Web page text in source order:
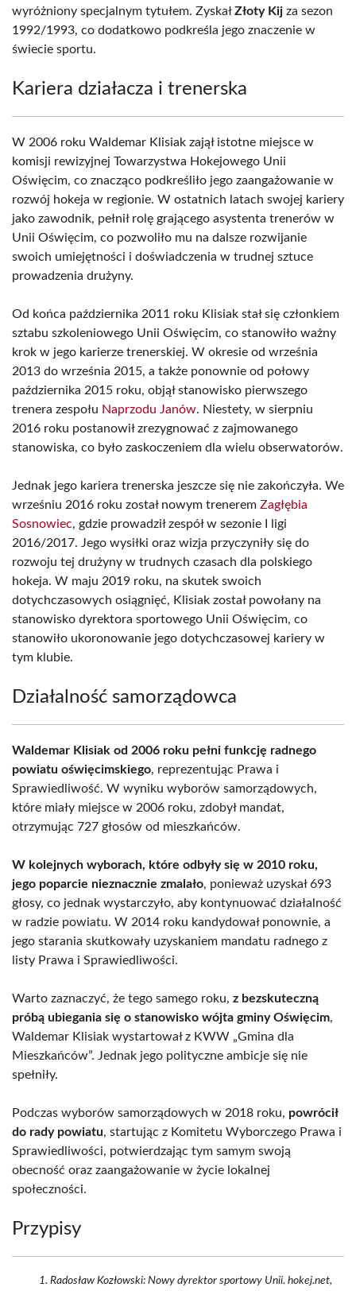
wyróżniony specjalnym tytułem. ZyskałZłoty Kij za sezon
1992/1993, co dodatkowo podkreśla jego znaczenie w
świecie sportu.
Kariera działacza i trenerska
W 2006 roku Waldemar Klisiak zajął istotne miejsce w
komisji rewizyjnej Towarzystwa Hokejowego Unii
Oświęcim, co znacząco podkreśliło jego zaangażowanie w
rozwój hokeja w regionie. W ostatnich latach swojej kariery
jako zawodnik, pełnił rolę grającego asystenta trenerów w
Unii Oświęcim, co pozwoliło mu na dalsze rozwijanie
swoich umiejętności i doświadczenia w trudnej sztuce
prowadzenia drużyny.
Od końca października 2011 roku Klisiak stał się członkiem
sztabu szkoleniowego Unii Oświęcim, co stanowiło ważny
krok w jego karierze trenerskiej. W okresie od września
2013 do września 2015, a także ponownie od połowy
października 2015 roku, objął stanowisko pierwszego
trenera zespołu Naprzodu Janów. Niestety, w sierpniu
2016 roku postanowił zrezygnować z zajmowanego
stanowiska, co było zaskoczeniem dla wielu obserwatorów.
Jednak jego kariera trenerska jeszcze się nie zakończyła. We
wrześniu 2016 roku został nowym trenerem Zagłębia
Sosnowiec, gdzie prowadził zespół w sezonie I ligi
2016/2017. Jego wysiłki oraz wizja przyczyniły się do
rozwoju tej drużyny w trudnych czasach dla polskiego
hokeja. W maju 2019 roku, na skutek swoich
dotychczasowych osiągnięć, Klisiak został powołany na
stanowisko dyrektora sportowego Unii Oświęcim, co
stanowiło ukoronowanie jego dotychczasowej kariery w
tym klubie.
Działalność samorządowca
Waldemar Klisiak od 2006 roku pełni funkcję radnego
powiatu oświęcimskiego, reprezentując Prawa i
Sprawiedliwość. W wyniku wyborów samorządowych,
które miały miejsce w 2006 roku, zdobył mandat,
otrzymując 727 głosów od mieszkańców.
W kolejnych wyborach, które odbyły się w 2010 roku,
jego poparcie nieznacznie zmalało, ponieważ uzyskał 693
głosy, co jednak wystarczyło, aby kontynuować działalność
w radzie powiatu. W 2014 roku kandydował ponownie, a
jego starania skutkowały uzyskaniem mandatu radnego z
listy Prawa i Sprawiedliwości.
Warto zaznaczyć, że tego samego roku, z bezskuteczną
próbą ubiegania się o stanowisko wójta gminy Oświęcim,
Waldemar Klisiak wystartował z KWW „Gmina dla
Mieszkańców”. Jednak jego polityczne ambicje się nie
spełniły.
Podczas wyborów samorządowych w 2018 roku, powrócił
do rady powiatu, startując z Komitetu Wyborczego Prawa i
Sprawiedliwości, potwierdzając tym samym swoją
obecność oraz zaangażowanie w życie lokalnej
społeczności.
Przypisy
Radosław Kozłowski: Nowy dyrektor sportowy Unii. hokej.net,